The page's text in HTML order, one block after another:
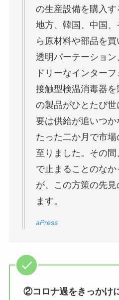
の生産設備を購入
地方、韓国、中国
ら原材料や部品を
透明パーテーショ
ドリーなインター
接触型検温消毒器を
の製品がひとたび
要は供給が追いつか
たった二か月で市
至りました。その
で止まることのな
が、この方策の先
ます。
aPress
②コロナ過をきっかけ